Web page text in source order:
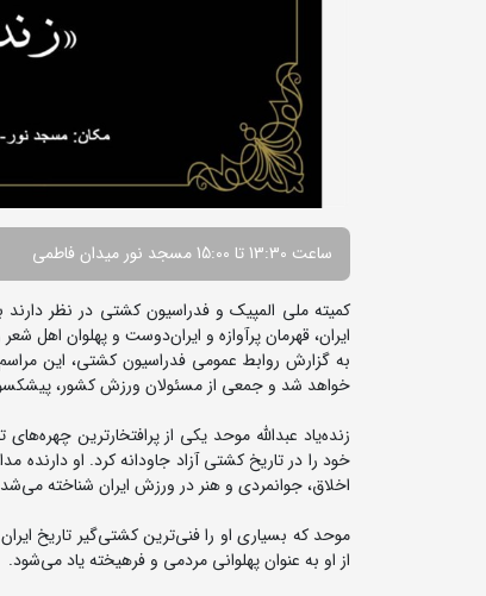
ساعت 13:30 تا 15:00 مسجد نور میدان فاطمی
کمیته ملی المپیک و فدراسیون کشتی در نظر دارند
ایران، قهرمان پرآوازه و ایران‌دوست و پهلوان اهل
خواهد شد و جمعی از مسئولان ورزش کشور،
اخلاق، جوانمردی و هنر در ورزش ایران شناخته
موحد که بسیاری او را فنی‌ترین کشتی‌گیر تاریخ
از او به عنوان پهلوانی مردمی و فرهیخته یاد می‌شود.